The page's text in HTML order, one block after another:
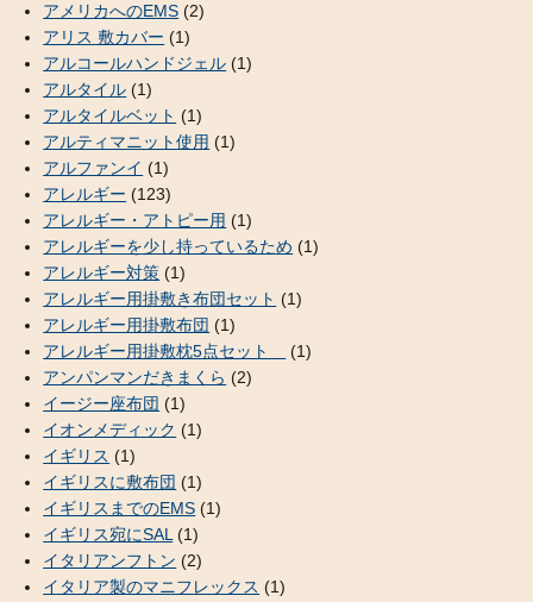
アメリカへのEMS (2)
アリス 敷カバー (1)
アルコールハンドジェル (1)
アルタイル (1)
アルタイルベット (1)
アルティマニット使用 (1)
アルファンイ (1)
アレルギー (123)
アレルギー・アトピー用 (1)
アレルギーを少し持っているため (1)
アレルギー対策 (1)
アレルギー用掛敷き布団セット (1)
アレルギー用掛敷布団 (1)
アレルギー用掛敷枕5点セット
(1)
アンパンマンだきまくら (2)
イージー座布団 (1)
イオンメディック (1)
イギリス (1)
イギリスに敷布団 (1)
イギリスまでのEMS (1)
イギリス宛にSAL(1)
イタリアンフトン (2)
イタリア製のマニフレックス (1)